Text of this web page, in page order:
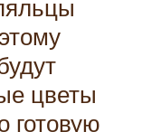
цветы
готовую